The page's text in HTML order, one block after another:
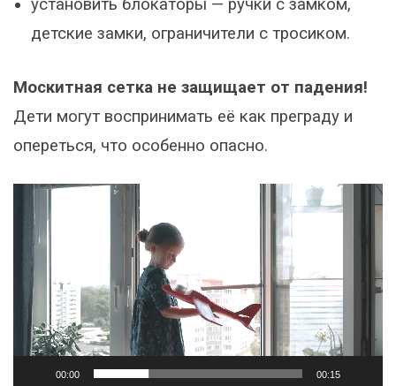
установить блокаторы — ручки с замком,
детские замки, ограничители с тросиком.
Москитная сетка не защищает от падения!
Дети могут воспринимать её как преграду и
опереться, что особенно опасно.
Видеоплеер
00:00 00:15